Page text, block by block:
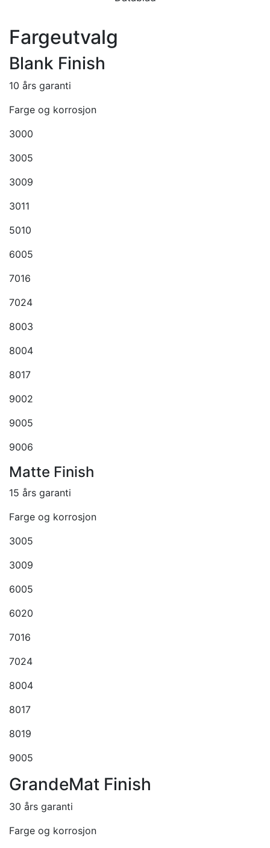
Fargeutvalg
Blank Finish
10 års garanti
Farge og korrosjon
3000
3005
3009
3011
5010
6005
7016
7024
8003
8004
8017
9002
9005
9006
Matte Finish
15 års garanti
Farge og korrosjon
3005
3009
6005
6020
7016
7024
8004
8017
8019
9005
GrandeMat Finish
30 års garanti
Farge og korrosjon